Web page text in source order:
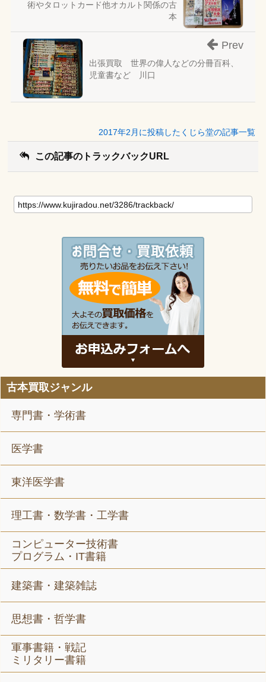
術やタロットカード他オカルト関係の古
本
出張買取 世界の偉人などの分冊百科、
児童書など 川口
Prev
2017年2月に投稿したくじら堂の記事一覧
この記事のトラックバックURL
古本買取ジャンル
専門書・学術書
医学書
東洋医学書
理工書・数学書・工学書
コンピューター技術書
プログラム・IT書籍
建築書・建築雑誌
思想書・哲学書
軍事書籍・戦記
ミリタリー書籍